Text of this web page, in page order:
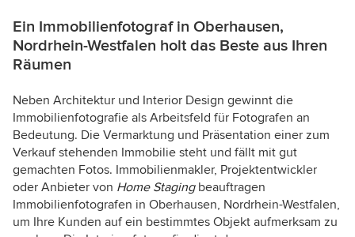
Ein Immobilienfotograf in Oberhausen,
Nordrhein-Westfalen holt das Beste aus Ihren
Räumen
Neben Architektur und Interior Design gewinnt die
Immobilienfotografie als Arbeitsfeld für Fotografen an
Bedeutung. Die Vermarktung und Präsentation einer zum
Verkauf stehenden Immobilie steht und fällt mit gut
gemachten Fotos. Immobilienmakler, Projektentwickler
oder Anbieter von Home Stagingbeauftragen
Immobilienfotografen in Oberhausen, Nordrhein-Westfalen,
um Ihre Kunden auf ein bestimmtes Objekt aufmerksam zu